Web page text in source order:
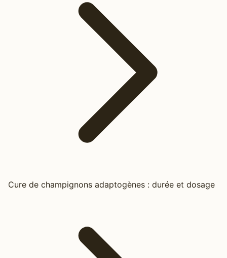
Cure de champignons adaptogènes : durée et dosage